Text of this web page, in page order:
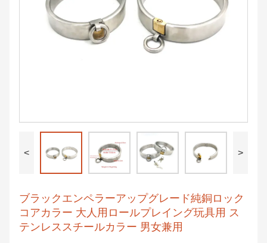
< >
ブラックエンペラーアップグレード純銅ロック
コアカラー 大人用ロールプレイング玩具用 ス
テンレススチールカラー 男女兼用